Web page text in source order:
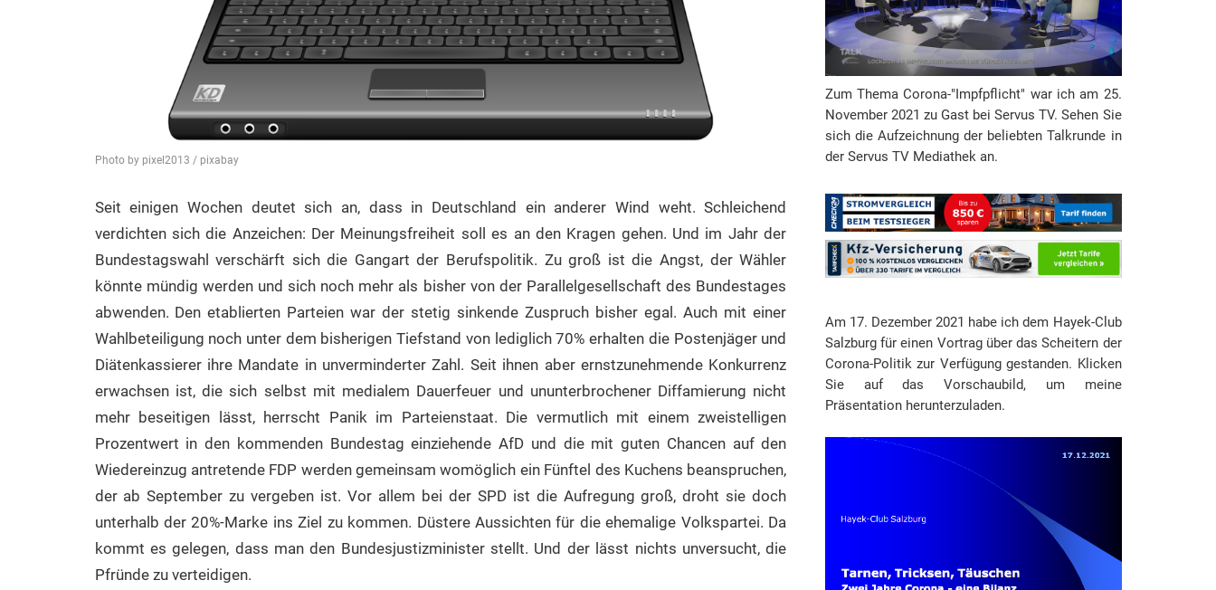
Photo by pixel2013 / pixabay
Seit einigen Wochen deutet sich an, dass in Deutschland ein anderer Wind weht. Schleichend
verdichten sich die Anzeichen: Der Meinungsfreiheit soll es an den Kragen gehen. Und im Jahr der
Bundestagswahl verschärft sich die Gangart der Berufspolitik. Zu groß ist die Angst, der Wähler
könnte mündig werden und sich noch mehr als bisher von der Parallelgesellschaft des Bundestages
abwenden. Den etablierten Parteien war der stetig sinkende Zuspruch bisher egal. Auch mit einer
Wahlbeteiligung noch unter dem bisherigen Tiefstand von lediglich 70% erhalten die Postenjäger und
Diätenkassierer ihre Mandate in unverminderter Zahl. Seit ihnen aber ernstzunehmende Konkurrenz
erwachsen ist, die sich selbst mit medialem Dauerfeuer und ununterbrochener Diffamierung nicht
mehr beseitigen lässt, herrscht Panik im Parteienstaat. Die vermutlich mit einem zweistelligen
Prozentwert in den kommenden Bundestag einziehende AfD und die mit guten Chancen auf den
Wiedereinzug antretende FDP werden gemeinsam womöglich ein Fünftel des Kuchens beanspruchen,
der ab September zu vergeben ist. Vor allem bei der SPD ist die Aufregung groß, droht sie doch
unterhalb der 20%-Marke ins Ziel zu kommen. Düstere Aussichten für die ehemalige Volkspartei. Da
kommt es gelegen, dass man den Bundesjustizminister stellt. Und der lässt nichts unversucht, die
Pfründe zu verteidigen.
s
s
Zum Thema Corona-"Impfpflicht" war ich am 25.
November 2021 zu Gast bei Servus TV. Sehen Sie
sich die Aufzeichnung der beliebten Talkrunde in
der Servus TV Mediathek an.
Am 17. Dezember 2021 habe ich dem Hayek-Club
Salzburg für einen Vortrag über das Scheitern der
Corona-Politik zur Verfügung gestanden. Klicken
Sie auf das Vorschaubild, um meine
Präsentation herunterzuladen.